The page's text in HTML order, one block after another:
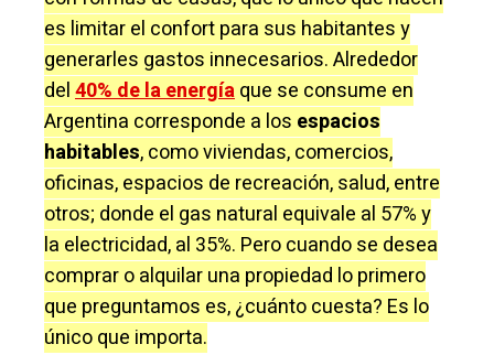
es limitar el confort para sus habitantes y
generarles gastos innecesarios. Alrededor
del40% de la energíaque se consume en
Argentina corresponde a los espacios
habitables, como viviendas, comercios,
oficinas, espacios de recreación, salud, entre
otros; donde el gas natural equivale al 57% y
la electricidad, al 35%. Pero cuando se desea
comprar o alquilar una propiedad lo primero
que preguntamos es, ¿cuánto cuesta? Es lo
único que importa.